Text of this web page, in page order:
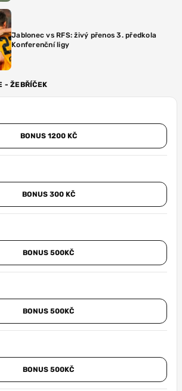
Jablonec vs RFS: živý přenos 3. předkola
Konferenční ligy
- ŽEBŘÍČEK
BONUS 1200 KČ
BONUS 300 KČ
BONUS 500KČ
BONUS 500KČ
BONUS 500KČ